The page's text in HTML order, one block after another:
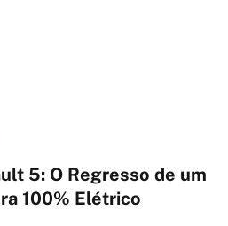
5: O Regresso de um
100% Elétrico